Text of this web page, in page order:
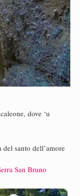
dove ‘u
santo dell’amore
San Bruno